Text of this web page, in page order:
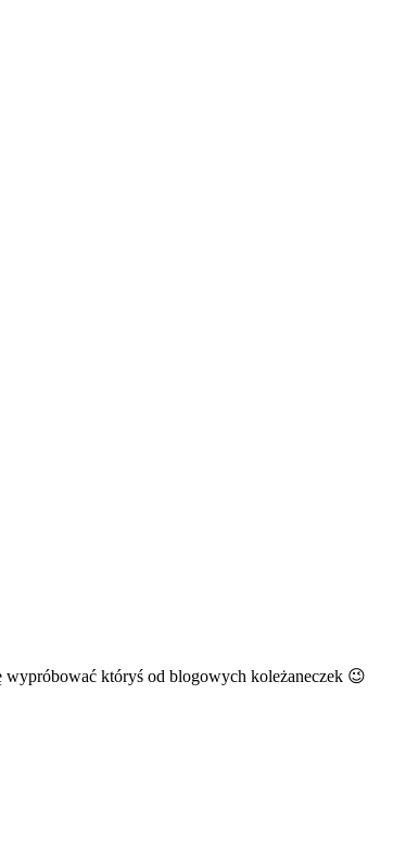
wypróbować któryś od blogowych koleżaneczek 😉